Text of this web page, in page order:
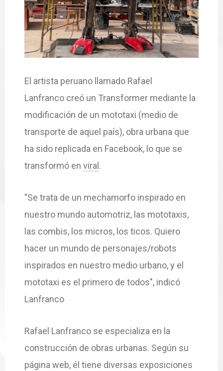
El artista peruano llamado Rafael
Lanfranco creó un Transformer mediante la
modificación de un mototaxi (medio de
transporte de aquel país), obra urbana que
ha sido replicada en Facebook, lo que se
transformó enviral .
"Se trata de un mechamorfo inspirado en
nuestro mundo automotriz, las mototaxis,
las combis, los micros, los ticos. Quiero
hacer un mundo de personajes/robots
inspirados en nuestro medio urbano, y el
mototaxi es el primero de todos", indicó
Lanfranco
Rafael Lanfranco se especializa en la
construcción de obras urbanas. Según su
página web, él tiene diversas exposiciones